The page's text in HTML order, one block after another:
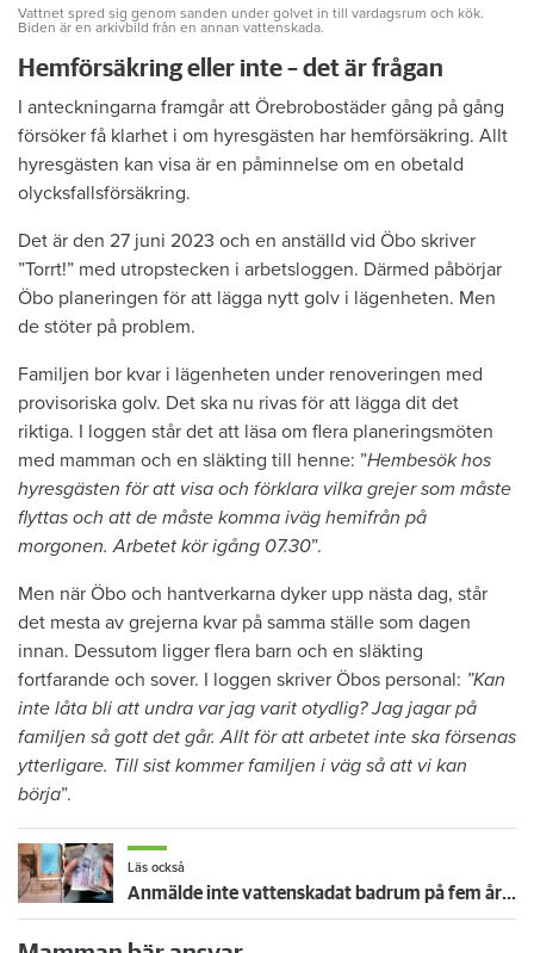
Vattnet spred sig genom sanden under golvet in till vardagsrum och kök.
Biden är en arkivbild från en annan vattenskada.
Hemförsäkring eller inte – det är frågan
I anteckningarna framgår att Örebrobostäder gång på gång
försöker få klarhet i om hyresgästen har hemförsäkring. Allt
hyresgästen kan visa är en påminnelse om en obetald
olycksfallsförsäkring.
Det är den 27 juni 2023 och en anställd vid Öbo skriver
”Torrt!” med utropstecken i arbetsloggen. Därmed påbörjar
Öbo planeringen för att lägga nytt golv i lägenheten. Men
de stöter på problem.
Familjen bor kvar i lägenheten under renoveringen med
provisoriska golv. Det ska nu rivas för att lägga dit det
riktiga. I loggen står det att läsa om flera planeringsmöten
med mamman och en släkting till henne: ”Hembesök hos
hyresgästen för att visa och förklara vilka grejer som måste
flyttas och att de måste komma iväg hemifrån på
morgonen. Arbetet kör igång 07.30”.
Men när Öbo och hantverkarna dyker upp nästa dag, står
det mesta av grejerna kvar på samma ställe som dagen
innan. Dessutom ligger flera barn och en släkting
fortfarande och sover. I loggen skriver Öbos personal: ”Kan
inte låta bli att undra var jag varit otydlig? Jag jagar på
familjen så gott det går. Allt för att arbetet inte ska försenas
ytterligare. Till sist kommer familjen i väg så att vi kan
börja”.
Läs också
Anmälde inte vattenskadat badrum på fem år – krävs på 125 000 kronor